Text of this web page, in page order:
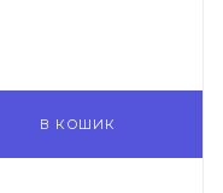
В КОШИК